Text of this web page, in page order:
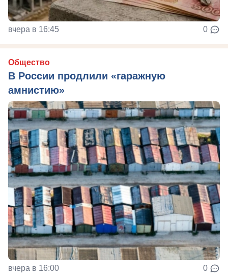
вчера в 16:45 0
Общество
В России продлили «гаражную
амнистию»
вчера в 16:00 0